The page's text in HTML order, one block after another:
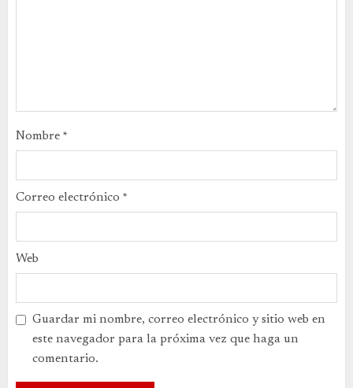
Nombre *
Correo electrónico *
Web
Guardar mi nombre, correo electrónico y sitio web en
este navegador para la próxima vez que haga un
comentario.